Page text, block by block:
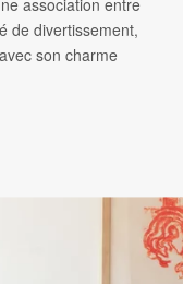
de divertissement,
son charme